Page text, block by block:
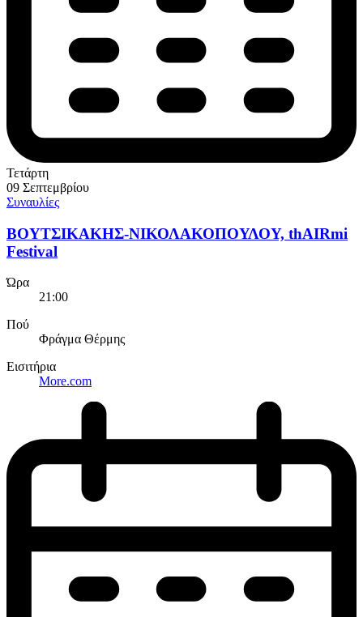
Τετάρτη
09 Σεπτεμβρίου
Συναυλίες
ΒΟΥΤΣΙΚΑΚΗΣ-ΝΙΚΟΛΑΚΟΠΟΥΛΟΥ, thAIRmi
Festival
Ώρα
21:00
Πού
Φράγμα Θέρμης
Εισιτήρια
More.com